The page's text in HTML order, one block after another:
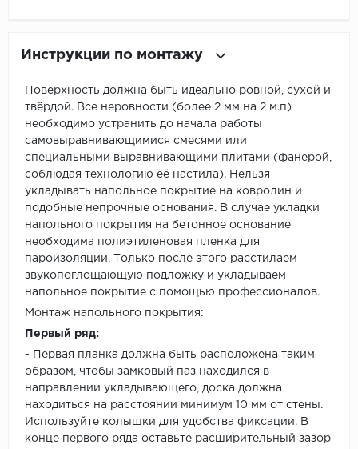
Инструкции по монтажу
Поверхность должна быть идеально ровной, сухой и
твёрдой. Все неровности (более 2 мм на 2 м.п)
необходимо устранить до начала работы
самовыравнивающимися смесями или
специальными выравнивающими плитами (фанерой,
соблюдая технологию её настила). Нельзя
укладывать напольное покрытие на ковролин и
подобные непрочные основания. В случае укладки
напольного покрытия на бетонное основание
необходима полиэтиленовая пленка для
пароизоляции. Только после этого расстилаем
звукопоглощающую подложку и укладываем
напольное покрытие с помощью профессионалов.
Монтаж напольного покрытия:
Первый ряд:
- Первая планка должна быть расположена таким
образом, чтобы замковый паз находился в
направлении укладывающего, доска должна
находиться на расстоянии минимум 10 мм от стены.
Используйте колышки для удобства фиксации. В
конце первого ряда оставьте расширительный зазор